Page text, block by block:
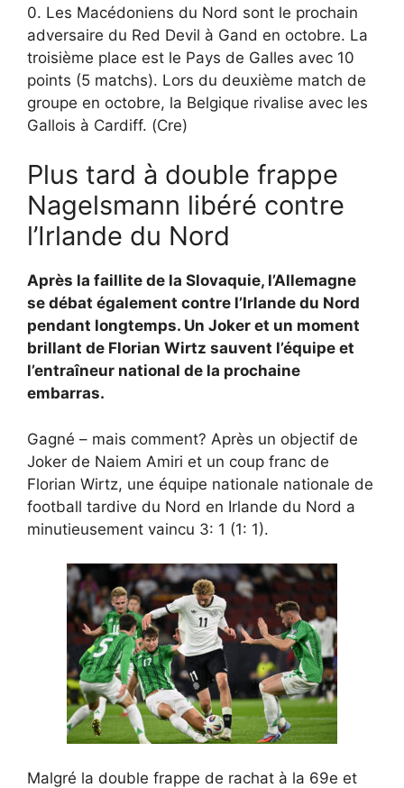
0. Les Macédoniens du Nord sont le prochain
adversaire du Red Devil à Gand en octobre. La
troisième place est le Pays de Galles avec 10
points (5 matchs). Lors du deuxième match de
groupe en octobre, la Belgique rivalise avec les
Gallois à Cardiff. (Cre)
Plus tard à double frappe
Nagelsmann libéré contre
l’Irlande du Nord
Après la faillite de la Slovaquie, l’Allemagne
se débat également contre l’Irlande du Nord
pendant longtemps. Un Joker et un moment
brillant de Florian Wirtz sauvent l’équipe et
l’entraîneur national de la prochaine
embarras.
Gagné – mais comment? Après un objectif de
Joker de Naiem Amiri et un coup franc de
Florian Wirtz, une équipe nationale nationale de
football tardive du Nord en Irlande du Nord a
minutieusement vaincu 3: 1 (1: 1).
Malgré la double frappe de rachat à la 69e et